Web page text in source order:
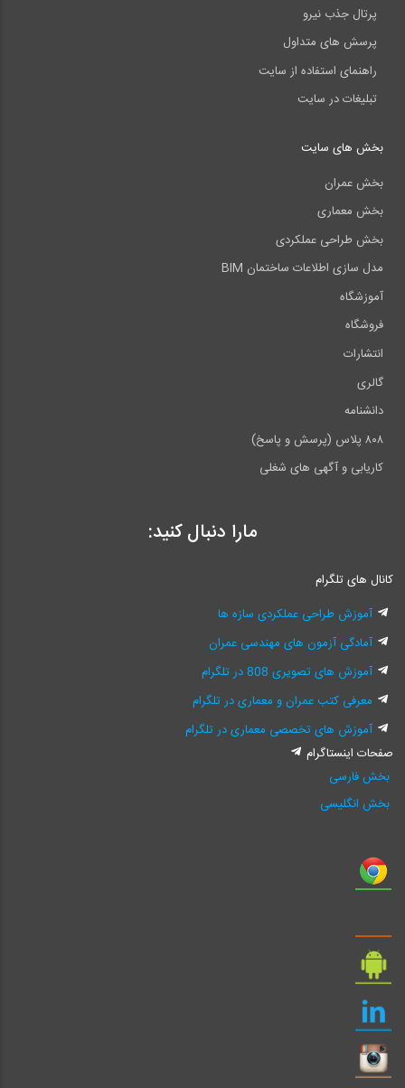
پرتال جذب نیرو
پرسش های متداول
راهنمای استفاده از سایت
تبلیغات در سایت
بخش های سایت
بخش عمران
بخش معماری
بخش طراحی عملکردی
مدل سازی اطلاعات ساختمان BIM
آموزشگاه
فروشگاه
انتشارات
گالری
دانشنامه
۸۰۸ پلاس (پرسش و پاسخ)
کاریابی و آگهی های شغلی
مارا دنبال کنید:
کانال های تلگرام
آموزش طراحی عملکردی سازه ها
آمادگی آزمون های مهندسی عمران
آموزش های تصویری 808 در تلگرام
معرفی کتب عمران و معماری در تلگرام
آموزش های تخصصی معماری در تلگرام
صفحات اینستاگرام
بخش فارسی
بخش انگلیسی